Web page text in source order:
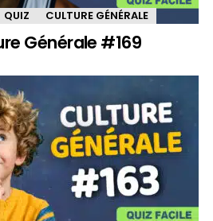
QUIZ CULTURE GÉNÉRALE
Générale #169